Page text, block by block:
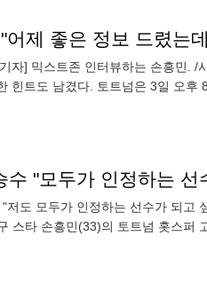
제 좋은 정보 드렸는
자] 믹스트존 인터뷰하는 손흥민.
힌트도 남겼다. 토트넘은 3일 오후
수 "모두가 인정하는 선
도 모두가 인정하는 선수가 되고
스타 손흥민(33)의 토트넘 홋스퍼